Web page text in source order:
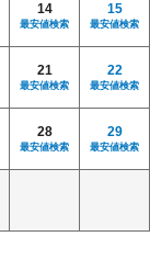
14
最安値検索
15
最安値検索
21
最安値検索
22
最安値検索
28
最安値検索
29
最安値検索